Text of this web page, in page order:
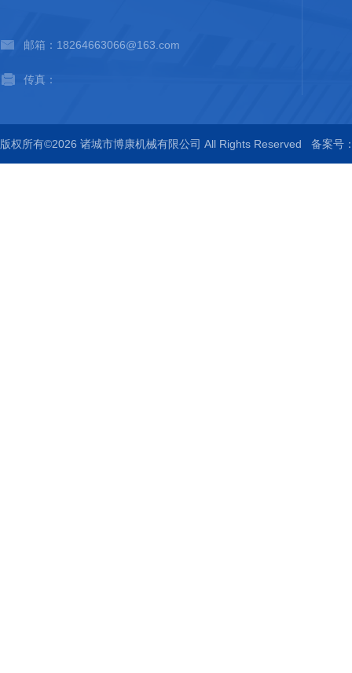
邮箱：18264663066@163.com
传真：
版权所有©2026 诸城市博康机械有限公司 All Rights Reserved 备案号